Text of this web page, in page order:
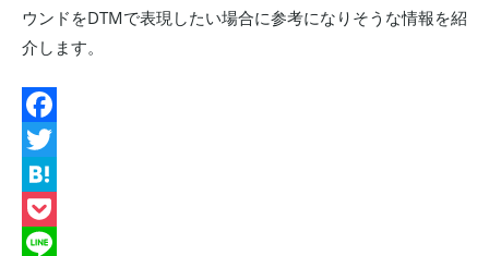
ウンドをDTMで表現したい場合に参考になりそうな情報を紹
介します。
Facebook
Twitter
Hatena
Pocket